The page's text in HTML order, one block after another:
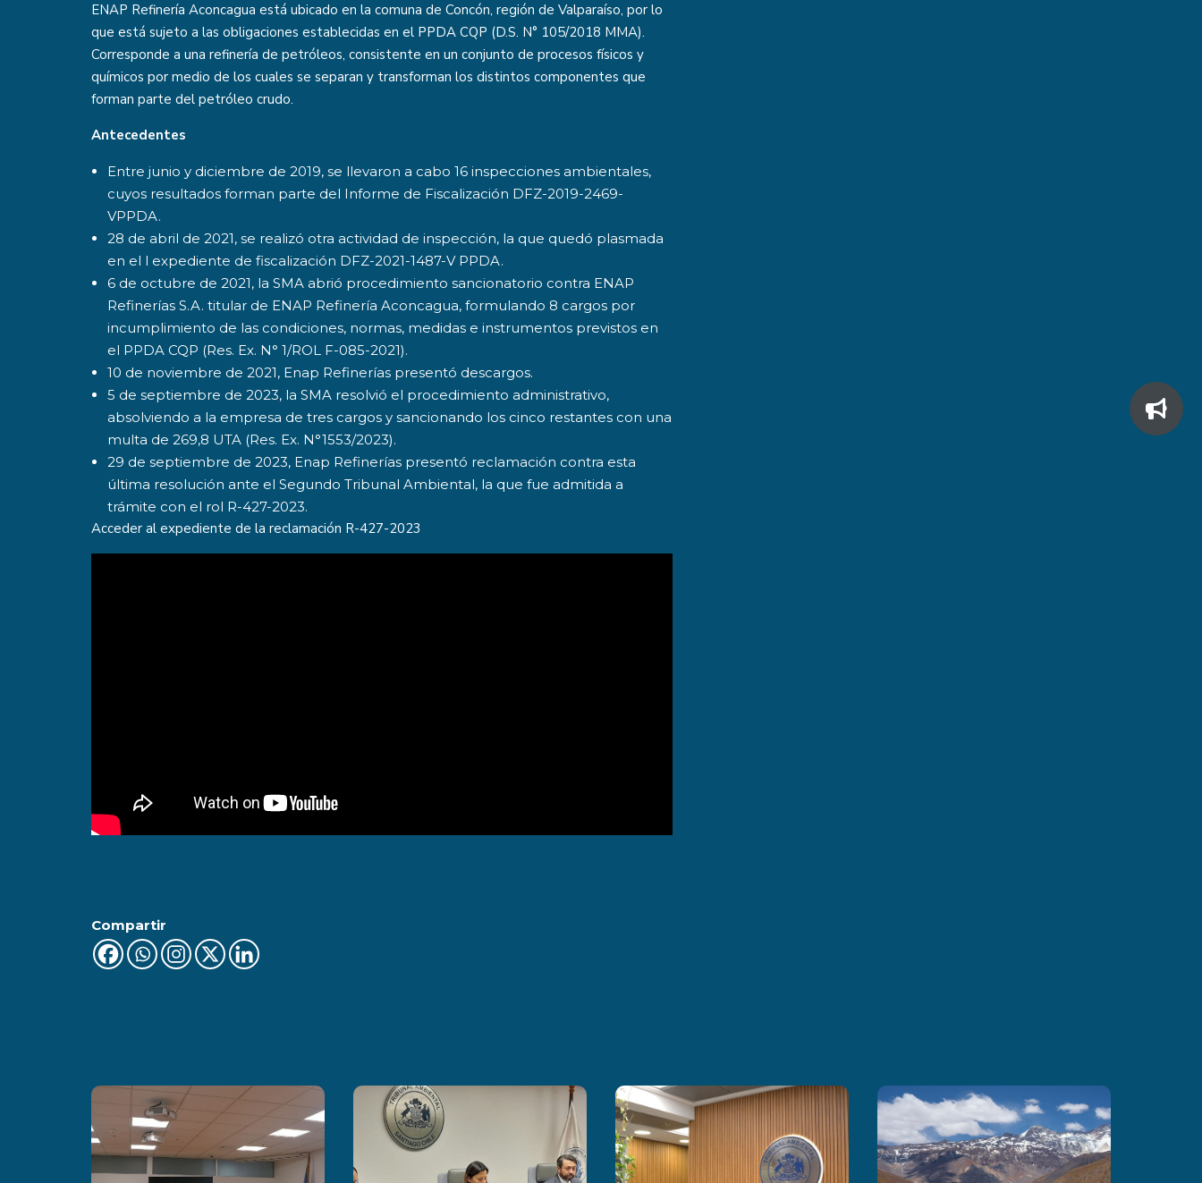
ENAP Refinería Aconcagua está ubicado en la comuna de Concón, región de Valparaíso, por lo
que está sujeto a las obligaciones establecidas en el PPDA CQP (D.S. N° 105/2018 MMA).
Corresponde a una refinería de petróleos, consistente en un conjunto de procesos físicos y
químicos por medio de los cuales se separan y transforman los distintos componentes que
forman parte del petróleo crudo.
Antecedentes
Entre junio y diciembre de 2019, se llevaron a cabo 16 inspecciones ambientales,
cuyos resultados forman parte del Informe de Fiscalización DFZ-2019-2469-
VPPDA.
28 de abril de 2021, se realizó otra actividad de inspección, la que quedó plasmada
en el l expediente de fiscalización DFZ-2021-1487-V PPDA.
6 de octubre de 2021, la SMA abrió procedimiento sancionatorio contra ENAP
Refinerías S.A. titular de ENAP Refinería Aconcagua, formulando 8 cargos por
incumplimiento de las condiciones, normas, medidas e instrumentos previstos en
el PPDA CQP (Res. Ex. N° 1/ROL F-085-2021).
10 de noviembre de 2021, Enap Refinerías presentó descargos.
5 de septiembre de 2023, la SMA resolvió el procedimiento administrativo,
absolviendo a la empresa de tres cargos y sancionando los cinco restantes con una
multa de 269,8 UTA (Res. Ex. N°1553/2023).
29 de septiembre de 2023, Enap Refinerías presentó reclamación contra esta
última resolución ante el Segundo Tribunal Ambiental, la que fue admitida a
trámite con el rol R-427-2023.
Acceder al expediente de la reclamación R-427-2023
Compartir